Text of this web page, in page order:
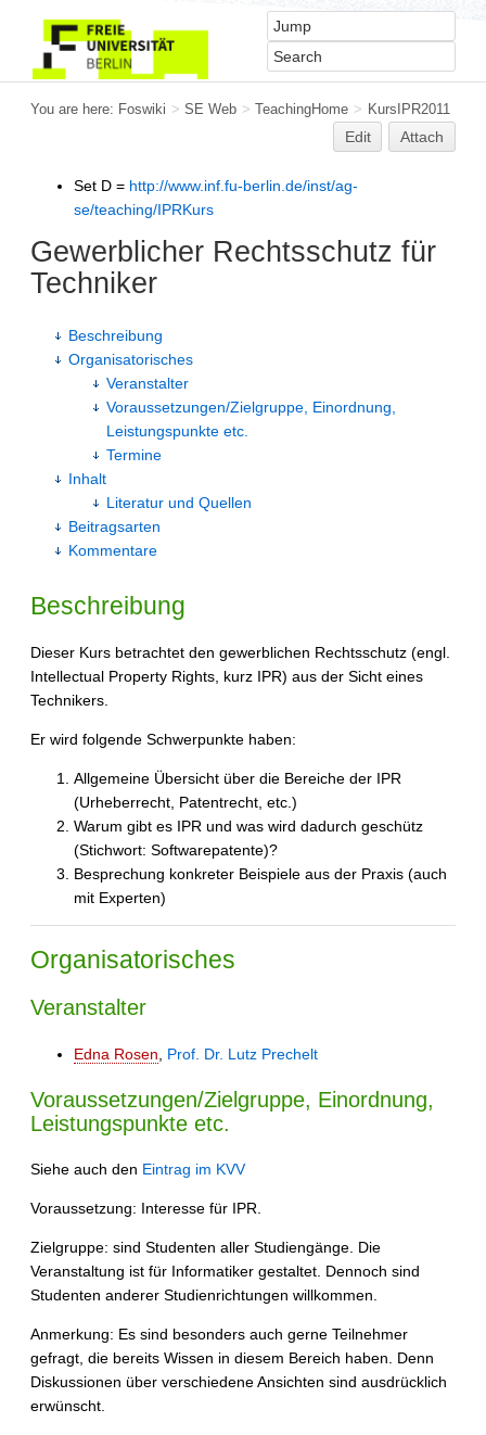
You are here: Foswiki > SE Web > TeachingHome > KursIPR2011
Edit Attach
Set D = http://www.inf.fu-berlin.de/inst/ag-
se/teaching/IPRKurs
Gewerblicher Rechtsschutz für
Techniker
Beschreibung
Organisatorisches
Veranstalter
Voraussetzungen/Zielgruppe, Einordnung,
Leistungspunkte etc.
Termine
Inhalt
Literatur und Quellen
Beitragsarten
Kommentare
Beschreibung
Dieser Kurs betrachtet den gewerblichen Rechtsschutz (engl.
Intellectual Property Rights, kurz IPR) aus der Sicht eines
Technikers.
Er wird folgende Schwerpunkte haben:
Allgemeine Übersicht über die Bereiche der IPR
(Urheberrecht, Patentrecht, etc.)
Warum gibt es IPR und was wird dadurch geschütz
(Stichwort: Softwarepatente)?
Besprechung konkreter Beispiele aus der Praxis (auch
mit Experten)
Organisatorisches
Veranstalter
Edna Rosen Prof. Dr. Lutz Prechelt
Voraussetzungen/Zielgruppe, Einordnung,
Leistungspunkte etc.
Siehe auch den Eintrag im KVV
Voraussetzung: Interesse für IPR.
Zielgruppe: sind Studenten aller Studiengänge. Die
Veranstaltung ist für Informatiker gestaltet. Dennoch sind
Studenten anderer Studienrichtungen willkommen.
Anmerkung: Es sind besonders auch gerne Teilnehmer
gefragt, die bereits Wissen in diesem Bereich haben. Denn
Diskussionen über verschiedene Ansichten sind ausdrücklich
erwünscht.